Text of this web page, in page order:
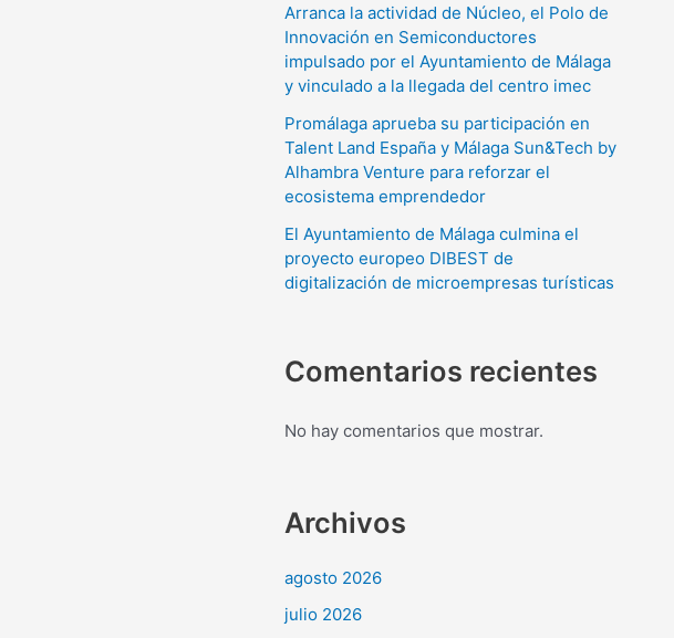
Arranca la actividad de Núcleo, el Polo de
Innovación en Semiconductores
impulsado por el Ayuntamiento de Málaga
y vinculado a la llegada del centro imec
Promálaga aprueba su participación en
Talent Land España y Málaga Sun&Tech by
Alhambra Venture para reforzar el
ecosistema emprendedor
El Ayuntamiento de Málaga culmina el
proyecto europeo DIBEST de
digitalización de microempresas turísticas
Comentarios recientes
No hay comentarios que mostrar.
Archivos
agosto 2026
julio 2026